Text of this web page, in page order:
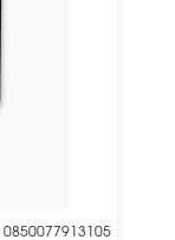
0850077913105